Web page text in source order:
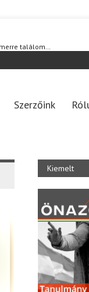
találom…
Szerzőink
Kiemelt